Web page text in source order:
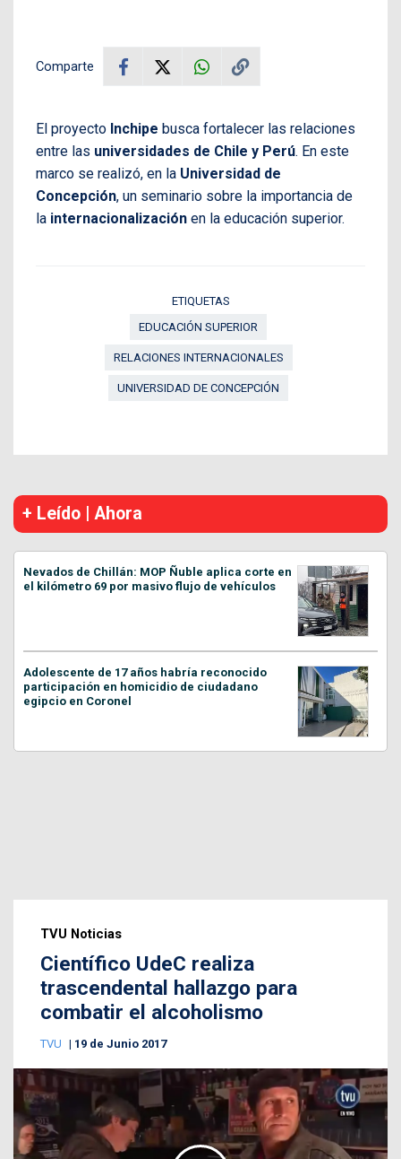
Comparte
El proyecto Inchipe busca fortalecer las relaciones
entre las universidades de Chile y Perú. En este
marco se realizó, en la Universidad de
Concepción, un seminario sobre la importancia de
la internacionalización en la educación superior.
ETIQUETAS
EDUCACIÓN SUPERIOR
RELACIONES INTERNACIONALES
UNIVERSIDAD DE CONCEPCIÓN
+ Leído | Ahora
Nevados de Chillán: MOP Ñuble aplica corte en
el kilómetro 69 por masivo flujo de vehículos
Adolescente de 17 años habría reconocido
participación en homicidio de ciudadano
egipcio en Coronel
TVU Noticias
Científico UdeC realiza
trascendental hallazgo para
combatir el alcoholismo
TVU 19 de Junio 2017